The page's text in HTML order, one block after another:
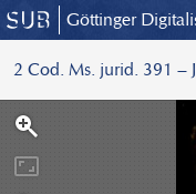
Göttinger
2 Cod. Ms. jurid. 391 –